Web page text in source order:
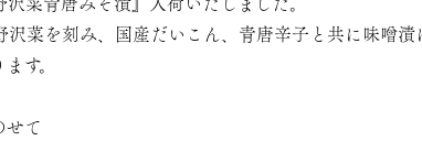
菜を刻み、国産だいこん、青唐辛子と共に味噌漬
す。
せて